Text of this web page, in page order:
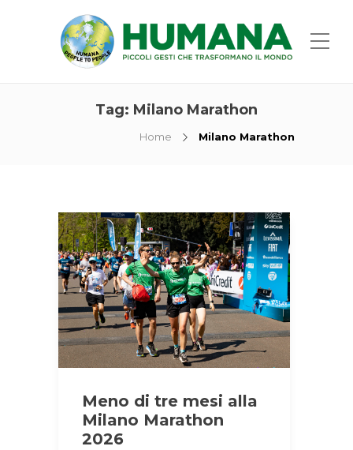
Tag: Milano Marathon
Home Milano Marathon
Meno di tre mesi alla
Milano Marathon
2026